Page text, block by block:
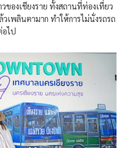
ของเชียงราย ทั้งสถานที่ท่องเที่ยว
เพลินตามาก ทำให้การไม่นั่งรถรถ
อไป